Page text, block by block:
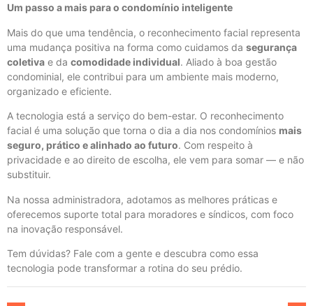
Um passo a mais para o condomínio inteligente
Mais do que uma tendência, o reconhecimento facial representa
uma mudança positiva na forma como cuidamos da segurança
coletiva e da comodidade individual. Aliado à boa gestão
condominial, ele contribui para um ambiente mais moderno,
organizado e eficiente.
A tecnologia está a serviço do bem-estar. O reconhecimento
facial é uma solução que torna o dia a dia nos condomínios mais
seguro, prático e alinhado ao futuro. Com respeito à
privacidade e ao direito de escolha, ele vem para somar — e não
substituir.
Na nossa administradora, adotamos as melhores práticas e
oferecemos suporte total para moradores e síndicos, com foco
na inovação responsável.
Tem dúvidas? Fale com a gente e descubra como essa
tecnologia pode transformar a rotina do seu prédio.